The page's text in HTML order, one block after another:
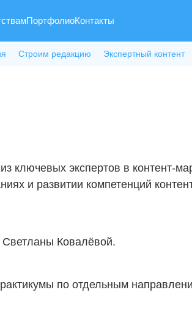
ПортфолиоКонтакты
Строим редакцию Экспертный контент
ключевых экспертов в контент-
и развитии компетенций
Светланы Ковалёвой.
по отдельным